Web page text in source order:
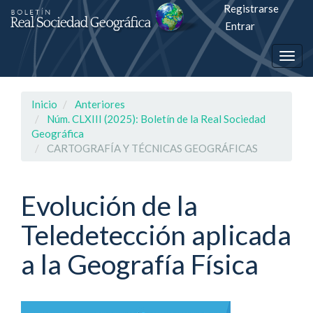
Salto
rápiso
a
página
Navegación
principal
Contenido
principal
Barra
lateral
Registrarse
Entrar
Inicio
Anteriores
Núm. CLXIII (2025): Boletín de la Real Sociedad
Geográfica
CARTOGRAFÍA Y TÉCNICAS GEOGRÁFICAS
Evolución de la
Teledetección aplicada
a la Geografía Física